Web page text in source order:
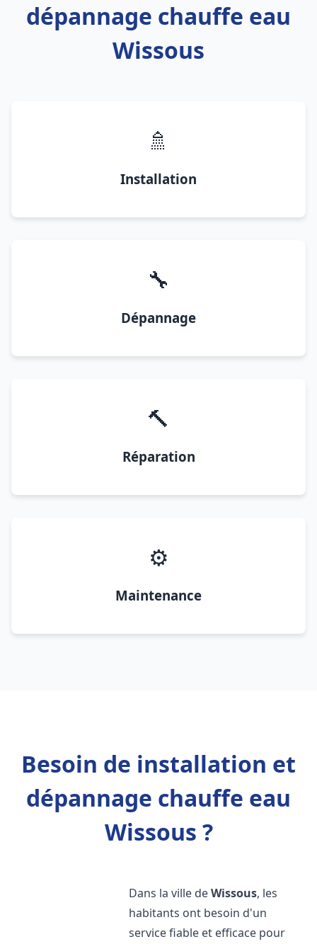
dépannage chauffe eau
Wissous
🚿
Installation
🔧
Dépannage
🔨
Réparation
⚙️
Maintenance
Besoin de installation et
dépannage chauffe eau
Wissous ?
Dans la ville deWissous, les
habitants ont besoin d'un
service fiable et efficace pour